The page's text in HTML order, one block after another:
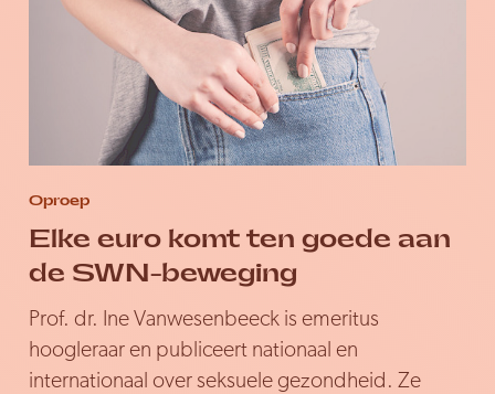
Oproep
Elke euro komt ten goede aan
de SWN-beweging
Prof. dr. Ine Vanwesenbeeck is emeritus
hoogleraar en publiceert nationaal en
internationaal over seksuele gezondheid. Ze